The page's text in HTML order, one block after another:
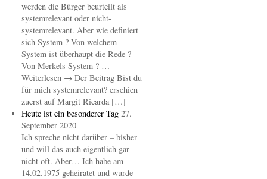
werden die Bürger beurteilt als
systemrelevant oder nicht-
systemrelevant. Aber wie definiert
sich System ? Von welchem
System ist überhaupt die Rede ?
Von Merkels System ? …
Weiterlesen → Der Beitrag Bist du
für mich systemrelevant? erschien
zuerst auf Margit Ricarda […]
Heute ist ein besonderer Tag 27.
September 2020
Ich spreche nicht darüber – bisher
und will das auch eigentlich gar
nicht oft. Aber… Ich habe am
14.02.1975 geheiratet und wurde